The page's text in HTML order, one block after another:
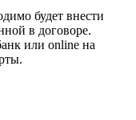
будет внести
в договоре.
или online на